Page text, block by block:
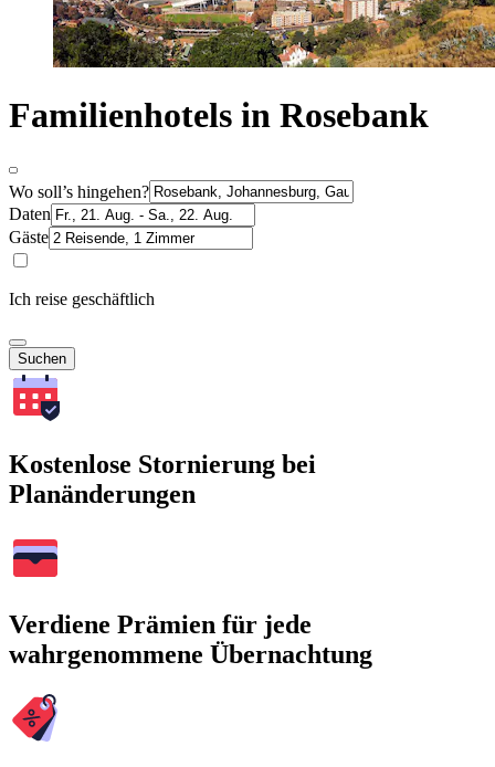
Familienhotels in Rosebank
Wo soll’s hingehen?
Daten
Gäste
Ich reise geschäftlich
Suchen
Kostenlose Stornierung bei
Planänderungen
Verdiene Prämien für jede
wahrgenommene Übernachtung